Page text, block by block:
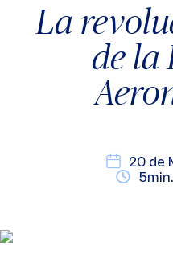
La
de la
20 de